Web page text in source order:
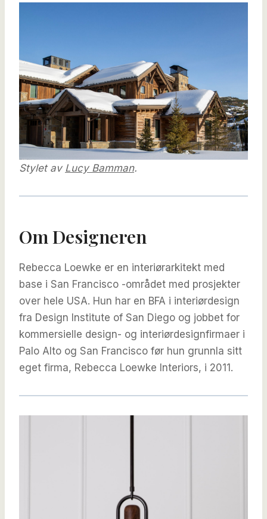
Stylet av Lucy Bamman.
Om Designeren
Rebecca Loewke er en interiørarkitekt med
base i San Francisco -området med prosjekter
over hele USA. Hun har en BFA i interiørdesign
fra Design Institute of San Diego og jobbet for
kommersielle design- og interiørdesignfirmaer i
Palo Alto og San Francisco før hun grunnla sitt
eget firma, Rebecca Loewke Interiors, i 2011.